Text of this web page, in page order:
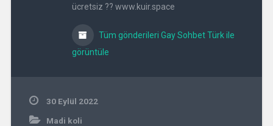
ücretsiz ?? www.kuir.space
Tüm gönderileri Gay Sohbet Türk ile
görüntüle
30 Eylül 2022
Madi koli